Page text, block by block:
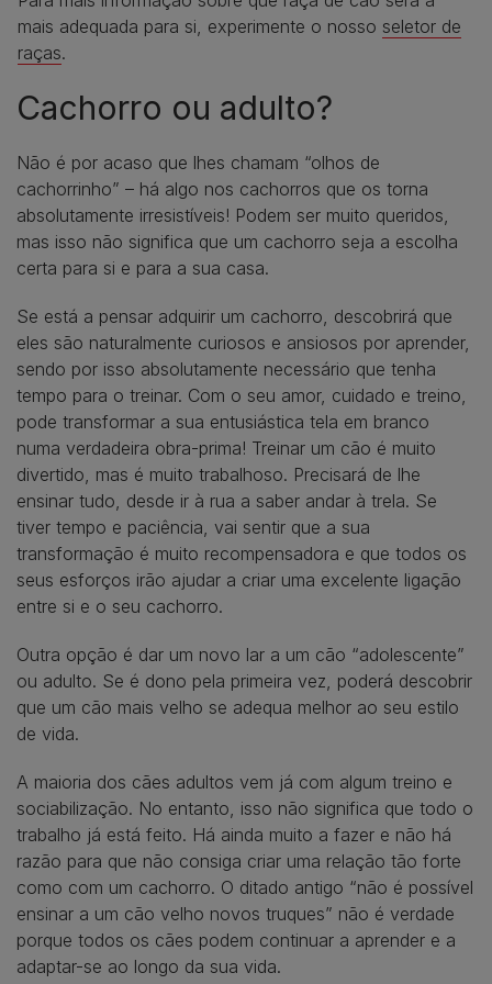
mais adequada para si, experimente o nosso seletor de
raças.
Cachorro ou adulto?
Não é por acaso que lhes chamam “olhos de
cachorrinho” – há algo nos cachorros que os torna
absolutamente irresistíveis! Podem ser muito queridos,
mas isso não significa que um cachorro seja a escolha
certa para si e para a sua casa.
Se está a pensar adquirir um cachorro, descobrirá que
eles são naturalmente curiosos e ansiosos por aprender,
sendo por isso absolutamente necessário que tenha
tempo para o treinar. Com o seu amor, cuidado e treino,
pode transformar a sua entusiástica tela em branco
numa verdadeira obra-prima! Treinar um cão é muito
divertido, mas é muito trabalhoso. Precisará de lhe
ensinar tudo, desde ir à rua a saber andar à trela. Se
tiver tempo e paciência, vai sentir que a sua
transformação é muito recompensadora e que todos os
seus esforços irão ajudar a criar uma excelente ligação
entre si e o seu cachorro.
Outra opção é dar um novo lar a um cão “adolescente”
ou adulto. Se é dono pela primeira vez, poderá descobrir
que um cão mais velho se adequa melhor ao seu estilo
de vida.
A maioria dos cães adultos vem já com algum treino e
sociabilização. No entanto, isso não significa que todo o
trabalho já está feito. Há ainda muito a fazer e não há
razão para que não consiga criar uma relação tão forte
como com um cachorro. O ditado antigo “não é possível
ensinar a um cão velho novos truques” não é verdade
porque todos os cães podem continuar a aprender e a
adaptar-se ao longo da sua vida.